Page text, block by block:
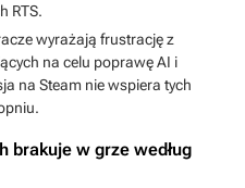
RTS.
wyrażają frustrację z
na celu poprawę AI i
na Steam nie wspiera tych
brakuje w grze według